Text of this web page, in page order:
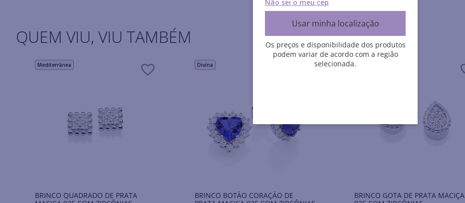
QUEM VIU, VIU TAMBÉM
Mediterrânea
BRINCO QUADRADO DE PRATA
Divina
BRINCO BOTÃO CORAÇÃO DE
BRINCO GOTA DE PRATA MACIÇA
Não sei o meu cep
Usar minha localização
Os preços e disponibilidade dos produtos
podem variar de acordo com a região
selecionada.